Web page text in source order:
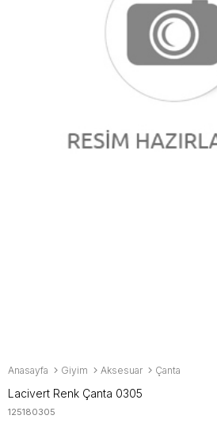
Anasayfa Giyim Aksesuar Çanta
Lacivert Renk Çanta 0305
125180305